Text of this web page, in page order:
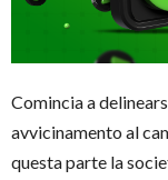
Comincia a
avvicinamento al
questa parte la